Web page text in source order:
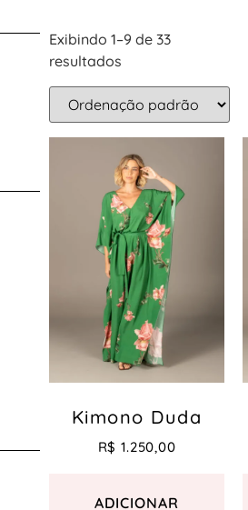
Exibindo 1–9 de 33
resultados
Kimono Duda
R$ 1.250,00
ADICIONAR